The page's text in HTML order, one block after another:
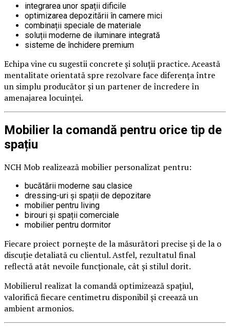
integrarea unor spații dificile
optimizarea depozitării în camere mici
combinații speciale de materiale
soluții moderne de iluminare integrată
sisteme de închidere premium
Echipa vine cu sugestii concrete și soluții practice. Această
mentalitate orientată spre rezolvare face diferența între
un simplu producător și un partener de încredere în
amenajarea locuinței.
Mobilier la comandă pentru orice tip de
spațiu
NCH Mob realizează mobilier personalizat pentru:
bucătării moderne sau clasice
dressing-uri și spații de depozitare
mobilier pentru living
birouri și spații comerciale
mobilier pentru dormitor
Fiecare proiect pornește de la măsurători precise și de la o
discuție detaliată cu clientul. Astfel, rezultatul final
reflectă atât nevoile funcționale, cât și stilul dorit.
Mobilierul realizat la comandă optimizează spațiul,
valorifică fiecare centimetru disponibil și creează un
ambient armonios.